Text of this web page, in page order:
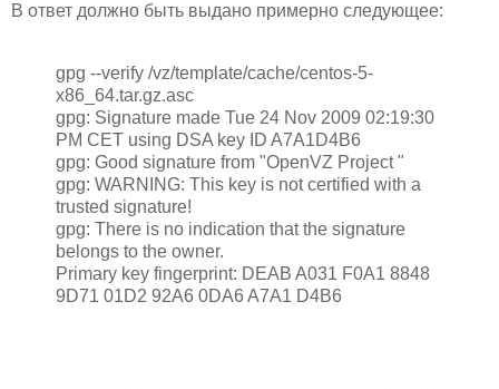
В ответ должно быть выдано примерно следующее:
gpg --verify /vz/template/cache/centos-5-
x86_64.tar.gz.asc
gpg: Signature made Tue 24 Nov 2009 02:19:30
PM CET using DSA key ID A7A1D4B6
gpg: Good signature from "OpenVZ Project"
gpg: WARNING: This key is not certified with a
trusted signature!
gpg: There is no indication that the signature
belongs to the owner.
Primary key fingerprint: DEAB A031 F0A1 8848
9D71 01D2 92A6 0DA6 A7A1 D4B6